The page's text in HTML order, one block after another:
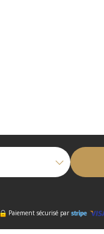
Paiement sécurisé par